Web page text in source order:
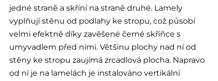
jedné straně a skříní na straně druhé. Lamely
vyplňují stěnu od podlahy ke stropu, což působí
velmi efektně díky zavěšené černé skříňce s
umyvadlem před nimi. Většinu plochy nad ní od
stěny ke stropu zaujímá zrcadlová plocha. Napravo
od ní je na lamelách je instalováno vertikální